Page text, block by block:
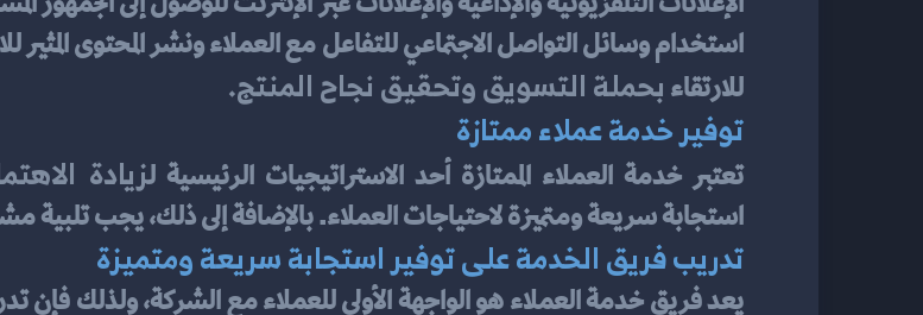
للارتقاء بحملة التسويق وتحقيق نجاح المنتج.
توفير خدمة عملاء ممتازة
تعتبر خدمة العملاء الممتازة أحد الاستراتيجيات الرئيسية لزيادة
استجابة سريعة ومتميزة لاحتياجات العملاء. بالإضافة إلى ذلك، يجب تلبية
تدريب فريق الخدمة على توفير استجابة سريعة ومتميزة